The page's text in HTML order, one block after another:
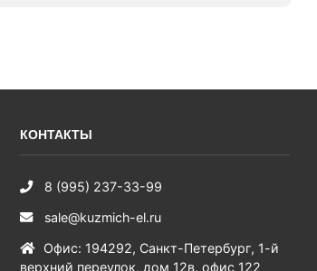
КОНТАКТЫ
8 (995) 237-33-99
sale@kuzmich-el.ru
Офис: 194292, Санкт-Петербург, 1-й
верхний переулок, дом 12в, офис 122